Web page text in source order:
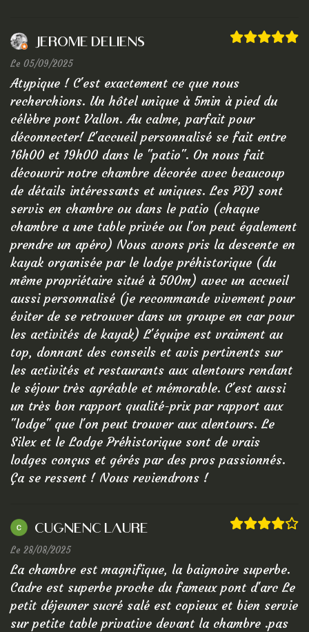
Jerome Deliens
Le 05/09/2025
Atypique ! C'est exactement ce que nous
recherchions. Un hôtel unique à 5min à pied du
célèbre pont Vallon. Au calme, parfait pour
déconnecter! L'accueil personnalisé se fait entre
16h00 et 19h00 dans le "patio". On nous fait
découvrir notre chambre décorée avec beaucoup
de détails intéressants et uniques. Les PDJ sont
servis en chambre ou dans le patio (chaque
chambre a une table privée ou l'on peut également
prendre un apéro) Nous avons pris la descente en
kayak organisée par le lodge préhistorique (du
même propriétaire situé à 500m) avec un accueil
aussi personnalisé (je recommande vivement pour
éviter de se retrouver dans un groupe en car pour
les activités de kayak) L'équipe est vraiment au
top, donnant des conseils et avis pertinents sur
les activités et restaurants aux alentours rendant
le séjour très agréable et mémorable. C'est aussi
un très bon rapport qualité-prix par rapport aux
"lodge" que l'on peut trouver aux alentours. Le
Silex et le Lodge Préhistorique sont de vrais
lodges conçus et gérés par des pros passionnés.
Ça se ressent ! Nous reviendrons !
cugnenc laure
Le 28/08/2025
La chambre est magnifique, la baignoire superbe.
Cadre est superbe proche du fameux pont d'arc Le
petit déjeuner sucré salé est copieux et bien servie
sur petite table privative devant la chambre .pas